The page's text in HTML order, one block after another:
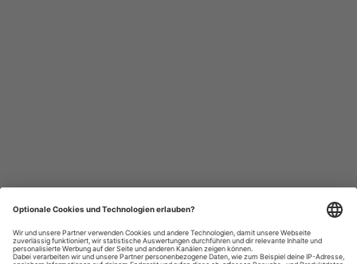
Datenschutzhinweise